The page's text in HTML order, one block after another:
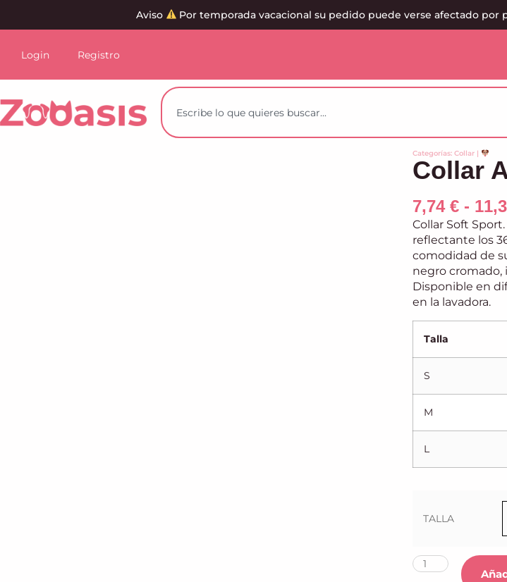
Aviso Por temporada vacacional su pedido puede verse afectado por
Login Registro
Categorías: Collar |
Collar
7,74 € -
Collar Soft
reflectante los
comodidad de
negro cromado,
Disponible en
en la lavadora.
Talla
S
M
L
TALLA